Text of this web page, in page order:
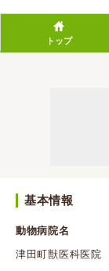
トップ
基本情報
動物病院名
津田町獣医科医院